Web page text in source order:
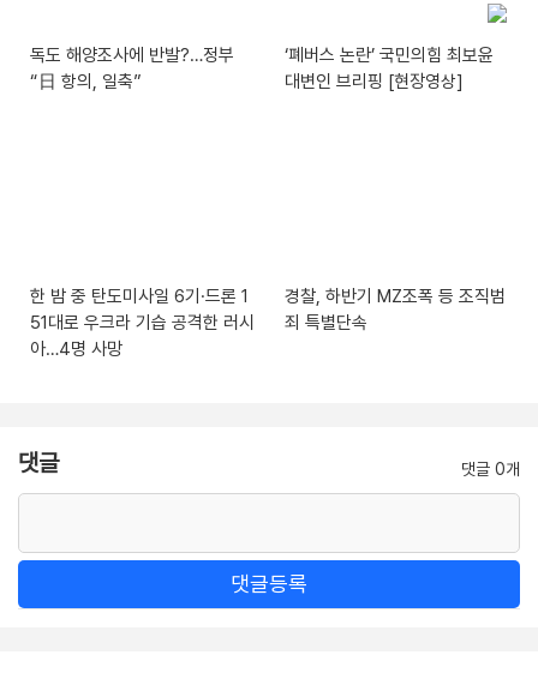
독도 해양조사에 반발?…정부
“日 항의, 일축”
‘폐버스 논란’ 국민의힘 최보윤
대변인 브리핑 [현장영상]
한 밤 중 탄도미사일 6기·드론 1
51대로 우크라 기습 공격한 러시
아…4명 사망
경찰, 하반기 MZ조폭 등 조직범
죄 특별단속
댓글 댓글 0개
댓글등록